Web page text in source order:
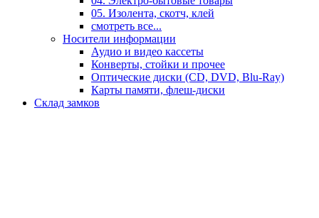
05. Изолента, скотч, клей
смотреть все...
Носители информации
Аудио и видео кассеты
Конверты, стойки и прочее
Оптические диски (CD, DVD, Blu-Ray)
Карты памяти, флеш-диски
Склад замков